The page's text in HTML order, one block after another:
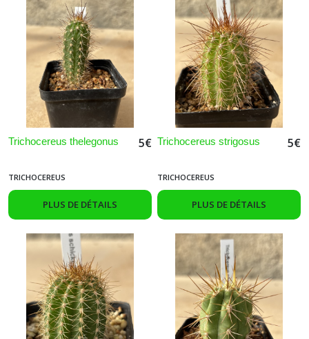
Trichocereus thelegonus 5€
TRICHOCEREUS
PLUS DE DÉTAILS
Trichocereus strigosus 5€
TRICHOCEREUS
PLUS DE DÉTAILS